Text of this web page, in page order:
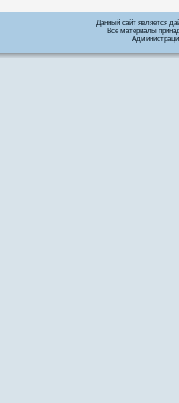
Данный сайт является
Все материалы